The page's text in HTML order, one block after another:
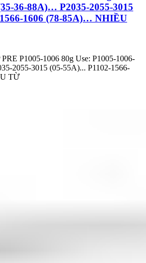
36-88A)… P2035-2055-3015
1606 (78-85A)… NHIỀU
P1005-1006 80g Use: P1005-1006-
2055-3015 (05-55A)... P1102-1566-
TỪ